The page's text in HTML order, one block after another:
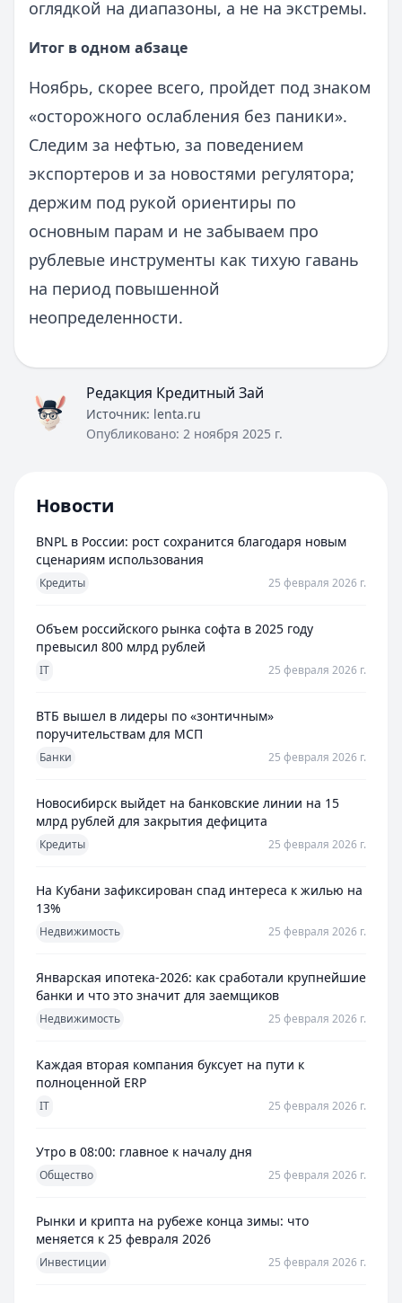
оглядкой на диапазоны, а не на экстремы.
Итог в одном абзаце
Ноябрь, скорее всего, пройдет под знаком
«осторожного ослабления без паники».
Следим за нефтью, за поведением
экспортеров и за новостями регулятора;
держим под рукой ориентиры по
основным парам и не забываем про
рублевые инструменты как тихую гавань
на период повышенной
неопределенности.
Редакция Кредитный Зай
Источник: lenta.ru
Опубликовано: 2 ноября 2025 г.
Новости
BNPL в России: рост сохранится благодаря новым
сценариям использования
Кредиты 25 февраля 2026 г.
Объем российского рынка софта в 2025 году
превысил 800 млрд рублей
IT 25 февраля 2026 г.
ВТБ вышел в лидеры по «зонтичным»
поручительствам для МСП
Банки 25 февраля 2026 г.
Новосибирск выйдет на банковские линии на 15
млрд рублей для закрытия дефицита
Кредиты 25 февраля 2026 г.
На Кубани зафиксирован спад интереса к жилью на
13%
Недвижимость 25 февраля 2026 г.
Январская ипотека-2026: как сработали крупнейшие
банки и что это значит для заемщиков
Недвижимость 25 февраля 2026 г.
Каждая вторая компания буксует на пути к
полноценной ERP
IT 25 февраля 2026 г.
Утро в 08:00: главное к началу дня
Общество 25 февраля 2026 г.
Рынки и крипта на рубеже конца зимы: что
меняется к 25 февраля 2026
Инвестиции 25 февраля 2026 г.